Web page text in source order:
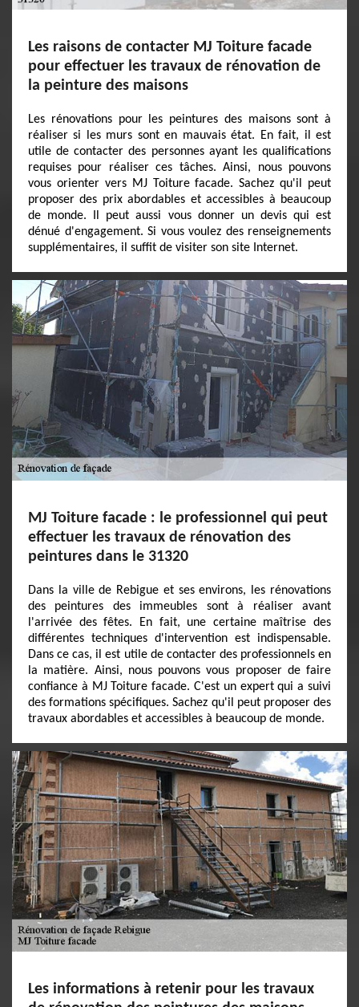
Les raisons de contacter MJ Toiture facade
pour effectuer les travaux de rénovation de
la peinture des maisons
Les rénovations pour les peintures des maisons sont à
réaliser si les murs sont en mauvais état. En fait, il est
utile de contacter des personnes ayant les qualifications
requises pour réaliser ces tâches. Ainsi, nous pouvons
vous orienter vers MJ Toiture facade. Sachez qu'il peut
proposer des prix abordables et accessibles à beaucoup
de monde. Il peut aussi vous donner un devis qui est
dénué d'engagement. Si vous voulez des renseignements
supplémentaires, il suffit de visiter son site Internet.
MJ Toiture facade : le professionnel qui peut
effectuer les travaux de rénovation des
peintures dans le 31320
Dans la ville de Rebigue et ses environs, les rénovations
des peintures des immeubles sont à réaliser avant
l'arrivée des fêtes. En fait, une certaine maîtrise des
différentes techniques d'intervention est indispensable.
Dans ce cas, il est utile de contacter des professionnels en
la matière. Ainsi, nous pouvons vous proposer de faire
confiance à MJ Toiture facade. C'est un expert qui a suivi
des formations spécifiques. Sachez qu'il peut proposer des
travaux abordables et accessibles à beaucoup de monde.
Les informations à retenir pour les travaux